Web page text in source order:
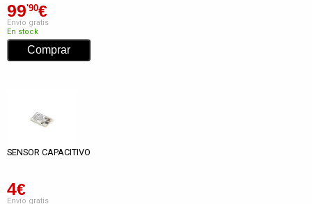
99'90€
Envío gratis
En stock
SENSOR CAPACITIVO
4€
Envío gratis